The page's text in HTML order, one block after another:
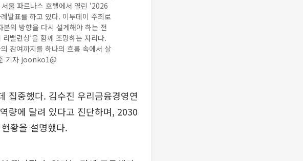
울 파르나스 호텔에서 열린 ‘2026
발표를 하고 있다. 이투데이 주최로
의 방향을 다시 설계해야 하는 전
밸런싱’을 함께 조망하는 자리다.
참여까지를 하나의 흐름 속에서 살
기자 joonko1@
집중했다. 김수진 우리금융경영연
량에 달려 있다고 진단하며, 2030
황을 설명했다.